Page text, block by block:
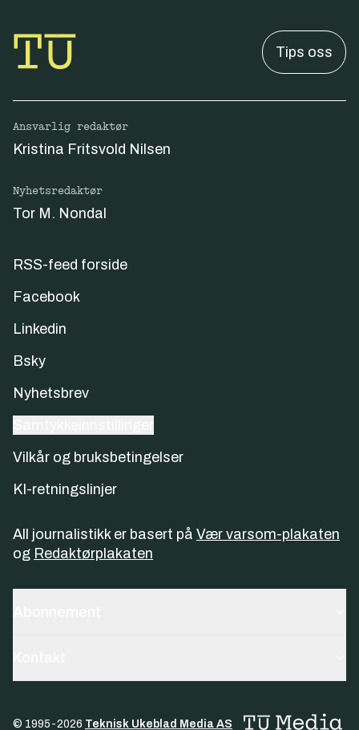
Tips oss
Ansvarlig redaktør
Kristina Fritsvold Nilsen
Nyhetsredaktør
Tor M. Nondal
RSS-feed forside
Facebook
Linkedin
Bsky
Nyhetsbrev
Vilkår og bruksbetingelser
KI-retningslinjer
All journalistikk er basert på Vær varsom-plakaten
og Redaktørplakaten
© 1995-2026 Teknisk Ukeblad Media AS